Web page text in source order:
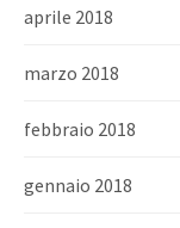
aprile 2018
marzo 2018
febbraio 2018
gennaio 2018